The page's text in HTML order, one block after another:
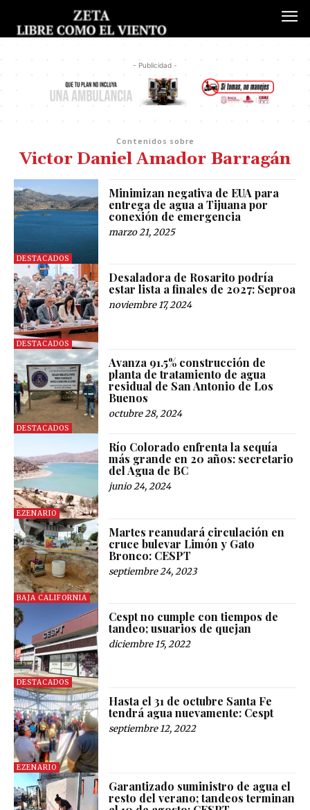
- Publicidad -
Contenidos sobre
Victor Daniel Amador Barragán
DESTACADOS
Minimizan negativa de EUA para
entrega de agua a Tijuana por
conexión de emergencia
marzo 21, 2025
DESTACADOS
Desaladora de Rosarito podría
estar lista a finales de 2027: Seproa
noviembre 17, 2024
DESTACADOS
Avanza 91.5% construcción de
planta de tratamiento de agua
residual de San Antonio de Los
Buenos
octubre 28, 2024
EZENARIO
Río Colorado enfrenta la sequía
más grande en 20 años: secretario
del Agua de BC
junio 24, 2024
BAJA CALIFORNIA
Martes reanudará circulación en
cruce bulevar Limón y Gato
Bronco: CESPT
septiembre 24, 2023
DESTACADOS
Cespt no cumple con tiempos de
tandeo; usuarios de quejan
diciembre 15, 2022
EZENARIO
Hasta el 31 de octubre Santa Fe
tendrá agua nuevamente: Cespt
septiembre 12, 2022
Garantizado suministro de agua el
resto del verano; tandeos terminan